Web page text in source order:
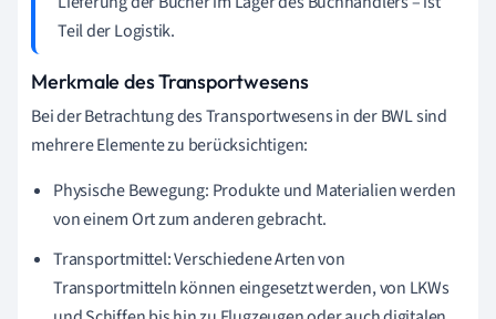
Teil der Logistik.
Merkmale des Transportwesens
Bei der Betrachtung des Transportwesens in der BWL sind
mehrere Elemente zu berücksichtigen:
Physische Bewegung: Produkte und Materialien werden
von einem Ort zum anderen gebracht.
Transportmittel: Verschiedene Arten von
Transportmitteln können eingesetzt werden, von LKWs